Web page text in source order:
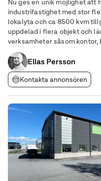
Nu ges en unik möjlighet att
industrifastighet med stor
lokalyta och ca 8500 kvm
uppdelad i flera objekt och
verksamheter såsom kontor,
fastighet är ett utmärkt val
och moderna lokaler med
Elias Persson
Kontakta annonsören